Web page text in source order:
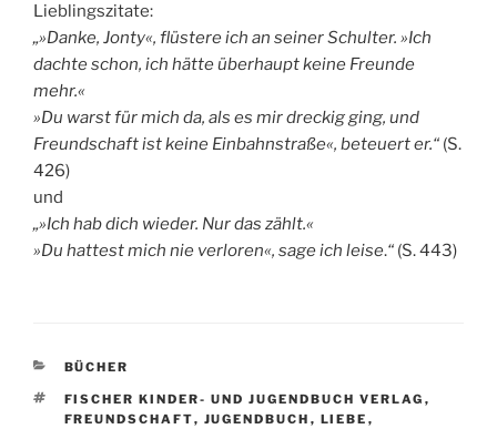
Lieblingszitate:
„»Danke, Jonty«, flüstere ich an seiner Schulter. »Ich
dachte schon, ich hätte überhaupt keine Freunde
mehr.«
»Du warst für mich da, als es mir dreckig ging, und
Freundschaft ist keine Einbahnstraße«, beteuert er.“ (S.
426)
und
„»Ich hab dich wieder. Nur das zählt.«
»Du hattest mich nie verloren«, sage ich leise.“ (S. 443)
KATEGORIEN
BÜCHER
SCHLAGWÖRTER
FISCHER KINDER- UND JUGENDBUCH VERLAG ,
FREUNDSCHAFT, JUGENDBUCH , LIEBE ,